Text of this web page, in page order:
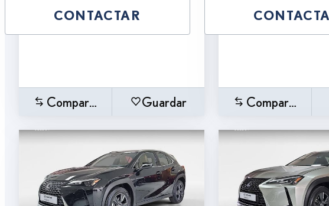
CONTACTAR
Comparar Guardar Comparar